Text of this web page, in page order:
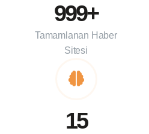
999+
Tamamlanan Haber
Sitesi
15